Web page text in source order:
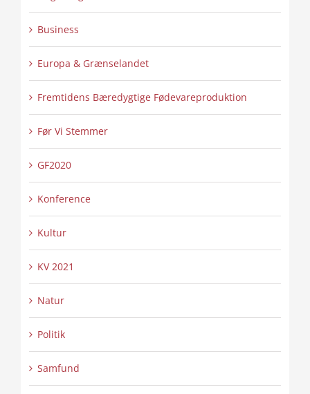
Business
Europa & Grænselandet
Fremtidens Bæredygtige Fødevareproduktion
Før Vi Stemmer
GF2020
Konference
Kultur
KV 2021
Natur
Politik
Samfund